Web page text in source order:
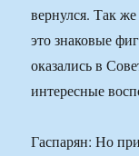
вернулся. Так
это знаковые
оказались в
интересные
Гаспарян: Но